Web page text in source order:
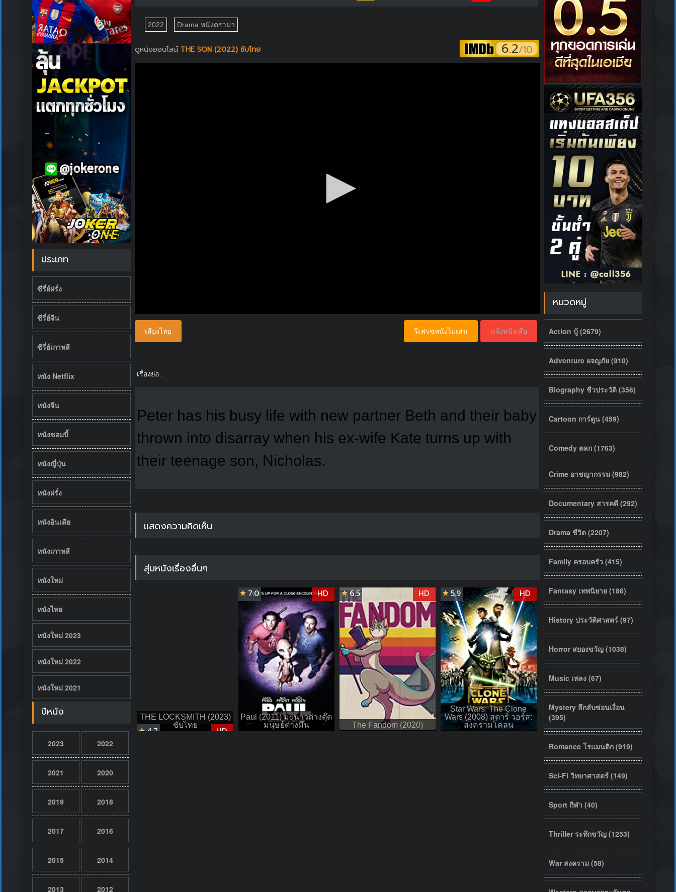
ประเภท
ซีรี่ย์ฝรั่ง
ซีรี่ย์จีน
ซีรี่ย์เกาหลี
หนัง Netflix
หนังจีน
หนังซอมบี้
หนังญี่ปุ่น
หนังฝรั่ง
หนังอินเดีย
หนังเกาหลี
หนังใหม่
หนังไทย
หนังใหม่ 2023
หนังใหม่ 2022
หนังใหม่ 2021
ปีหนัง
2023 2022
2021 2020
2019 2018
2017 2016
2015 2014
2013 2012
2022 Drama หนังดราม่า
ดูหนังออนไลน์ THE SON (2022) ซับไทย 6.2/10
เสียงไทย เเจ้งหนังเสีย
รีเฟรชหนังไม่เล่น
เรื่องย่อ :
Peter has his busy life with new partner Beth and their baby
thrown into disarray when his ex-wife Kate turns up with
their teenage son, Nicholas.
แสดงความคิดเห็น
สุ่มหนังเรื่องอื่นๆ
THE LOCKSMITH (2023)
ซับไทย
4.7 HD
Paul (2011) มะนาวต่างดุ๊ด
มนุษย์ต่างมึน
7.0 HD
The Fandom (2020)
6.5 HD
Star Wars: The Clone
Wars (2008) สตาร์ วอร์ส:
สงครามโคลน
5.9 HD
หมวดหมู่
Action บู้ (2679)
Adventure ผจญภัย (910)
Biography ชีวประวัติ (356)
Cartoon การ์ตูน (459)
Comedy ตลก (1763)
Crime อาชญากรรม (982)
Documentary สารคดี (292)
Drama ชีวิต (2207)
Family ครอบครัว (415)
Fantasy เทพนิยาย (186)
History ประวัติศาสตร์ (97)
Horror สยองขวัญ (1038)
Music เพลง (67)
Mystery ลึกลับซ่อนเงื่อน
(395)
Romance โรแมนติก (919)
Sci-Fi วิทยาศาสตร์ (149)
Sport กีฬา (40)
Thriller ระทึกขวัญ (1253)
War สงคราม (58)